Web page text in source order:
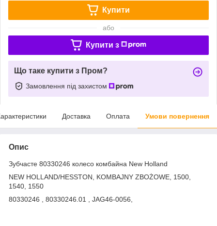
Купити
або
Купити з
Що таке купити з Пром?
Замовлення під захистом
Доставка Оплата Умови повернення
Опис
Зубчасте 80330246 колесо комбайна New Holland
NEW HOLLAND/HESSTON, KOMBAJNY ZBOŻOWE, 1500,
1540, 1550
80330246 , 80330246.01 , JAG46-0056,